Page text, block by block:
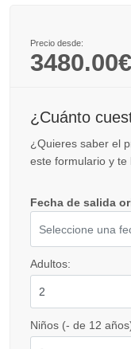
Precio desde:
3480.00€
¿Cuánto
¿Quieres saber el
este formulario y te
Fecha de salida
Adultos:
Niños (- de 12